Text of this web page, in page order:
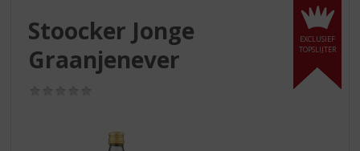
EXCLUSIEF
TOPSLIJTER
Stoocker Jonge
Graanjenever